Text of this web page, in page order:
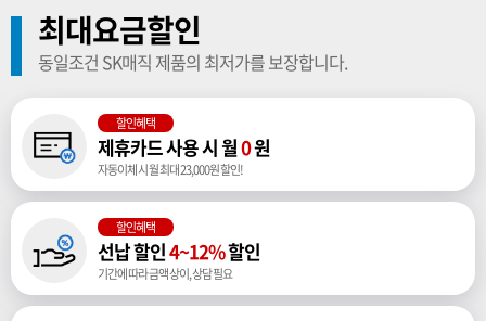
최대요금할인
동일조건 SK매직 제품의 최저가를 보장합니다.
할인혜택
제휴카드 사용 시 월0원
자동이체 시 월 최대 23,000원 할인!
할인혜택
선납 할인4~12%할인
기간에 따라 금액 상이, 상담 필요